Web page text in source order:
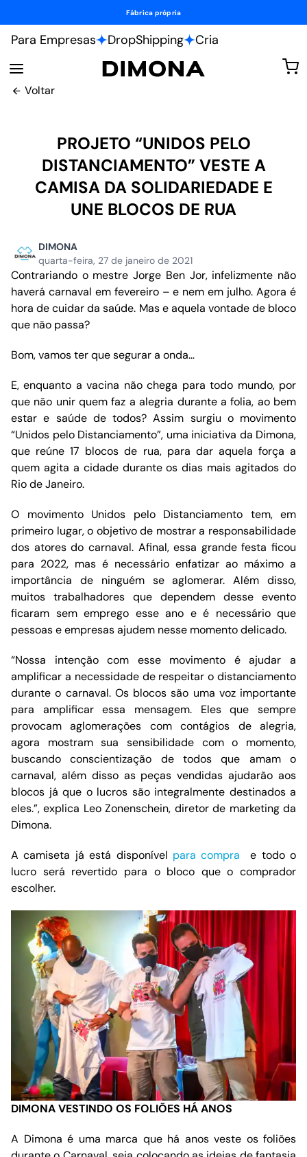
Personalize do seu jeito.
Para Empresas DropShipping Cria
Voltar
PROJETO “UNIDOS PELO
DISTANCIAMENTO” VESTE A
CAMISA DA SOLIDARIEDADE E
UNE BLOCOS DE RUA
DIMONA
quarta-feira, 27 de janeiro de 2021
Contrariando o mestre Jorge Ben Jor, infelizmente não
haverá carnaval em fevereiro – e nem em julho. Agora é
hora de cuidar da saúde. Mas e aquela vontade de bloco
que não passa?
Bom, vamos ter que segurar a onda…
E, enquanto a vacina não chega para todo mundo, por
que não unir quem faz a alegria durante a folia, ao bem
estar e saúde de todos? Assim surgiu o movimento
“Unidos pelo Distanciamento”, uma iniciativa da Dimona,
que reúne 17 blocos de rua, para dar aquela força a
quem agita a cidade durante os dias mais agitados do
Rio de Janeiro.
O movimento Unidos pelo Distanciamento tem, em
primeiro lugar, o objetivo de mostrar a responsabilidade
dos atores do carnaval. Afinal, essa grande festa ficou
para 2022, mas é necessário enfatizar ao máximo a
importância de ninguém se aglomerar. Além disso,
muitos trabalhadores que dependem desse evento
ficaram sem emprego esse ano e é necessário que
pessoas e empresas ajudem nesse momento delicado.
“Nossa intenção com esse movimento é ajudar a
amplificar a necessidade de respeitar o distanciamento
durante o carnaval. Os blocos são uma voz importante
para amplificar essa mensagem. Eles que sempre
provocam aglomerações com contágios de alegria,
agora mostram sua sensibilidade com o momento,
buscando conscientização de todos que amam o
carnaval, além disso as peças vendidas ajudarão aos
blocos já que o lucros são integralmente destinados a
eles.”, explica Leo Zonenschein, diretor de marketing da
Dimona.
A camiseta já está disponível para compra
e todo o
lucro será revertido para o bloco que o comprador
escolher.
DIMONA VESTINDO OS FOLIÕES HÁ ANOS
A Dimona é uma marca que há anos veste os foliões